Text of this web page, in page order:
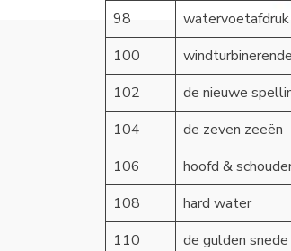
98
watervoetafdruk
100
102
de nieuwe
104
de zeven zeeën
106
hoofd &
108
hard water
110
de gulden snede